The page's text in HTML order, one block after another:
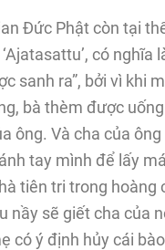
Ðức Phật còn tại
có nghĩa
sanh ra”, bởi vì khi
bà thèm được
ông. Và cha của
tay mình để lấy
tiên tri trong hoàng
nầy sẽ giết cha của
có ý định hủy cái